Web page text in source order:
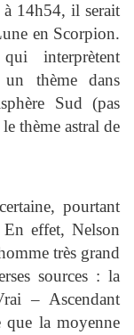
14h54, il serait
en Scorpion.
interprètent
un thème dans
Sud (pas
thème astral de
pourtant
En effet, Nelson
très grand
sources : la
– Ascendant
que la moyenne